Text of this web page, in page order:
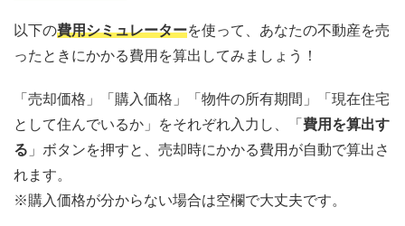
以下の費用シミュレーターを使って、あなたの不動産を売
ったときにかかる費用を算出してみましょう！
「売却価格」「購入価格」「物件の所有期間」「現在住宅
として住んでいるか」をそれぞれ入力し、「 費用を算出す
る 」ボタンを押すと、売却時にかかる費用が自動で算出さ
れます。
※購入価格が分からない場合は空欄で大丈夫です。